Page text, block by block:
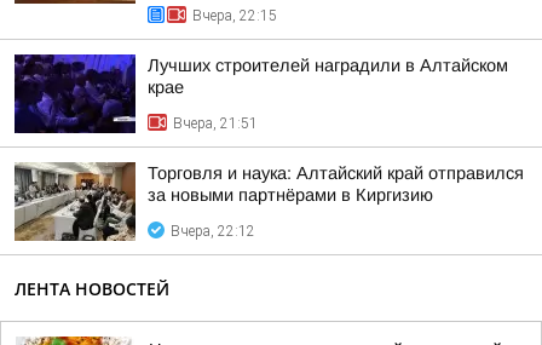
Вчера, 22:15
Лучших строителей наградили в Алтайском
крае
Вчера, 21:51
Торговля и наука: Алтайский край отправился
за новыми партнёрами в Киргизию
Вчера, 22:12
ЛЕНТА НОВОСТЕЙ